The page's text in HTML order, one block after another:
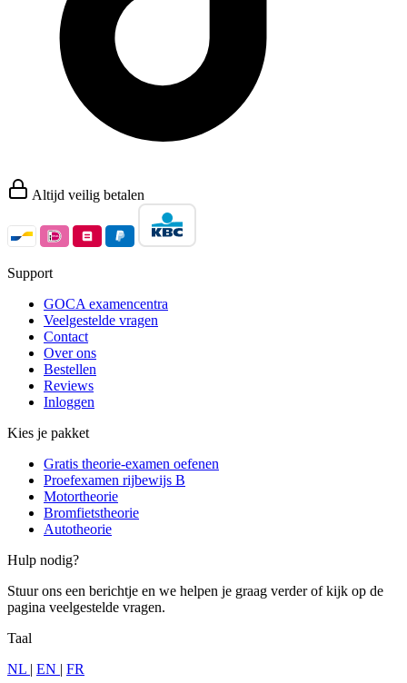
Altijd veilig betalen
Support
GOCA examencentra
Veelgestelde vragen
Contact
Over ons
Bestellen
Reviews
Inloggen
Kies je pakket
Gratis theorie-examen oefenen
Proefexamen rijbewijs B
Motortheorie
Bromfietstheorie
Autotheorie
Hulp nodig?
Stuur ons een berichtje en we helpen je graag verder of kijk op de
pagina veelgestelde vragen.
Taal
NL | EN | FR